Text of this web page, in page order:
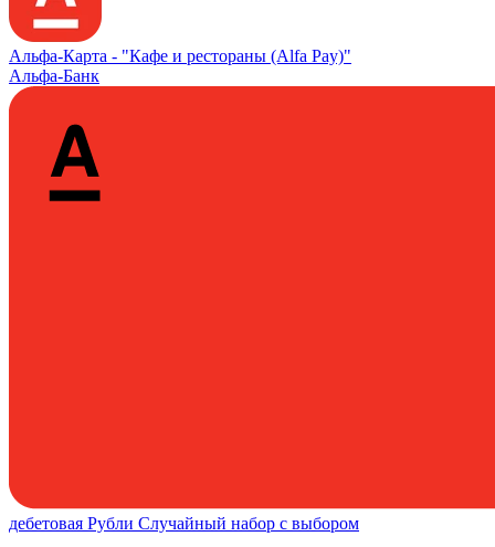
Альфа‑Карта - "Кафе и рестораны (Alfa Pay)"
Альфа-Банк
дебетовая Рубли Случайный набор с выбором